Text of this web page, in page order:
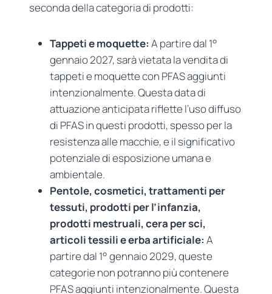
seconda della categoria di prodotti:
Tappeti e moquette: A partire dal 1°
gennaio 2027, sarà vietata la vendita di
tappeti e moquette con PFAS aggiunti
intenzionalmente. Questa data di
attuazione anticipata riflette l’uso diffuso
di PFAS in questi prodotti, spesso per la
resistenza alle macchie, e il significativo
potenziale di esposizione umana e
ambientale.
Pentole, cosmetici, trattamenti per
tessuti, prodotti per l’infanzia,
prodotti mestruali, cera per sci,
articoli tessili e erba artificiale: A
partire dal 1° gennaio 2029, queste
categorie non potranno più contenere
PFAS aggiunti intenzionalmente. Questa